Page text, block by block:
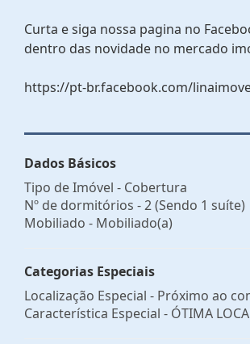
Curta e siga nossa pagina no
dentro das novidade no mercado
https://pt-br.facebook.com/
Dados Básicos
Tipo de Imóvel - Cobertura
Nº de dormitórios - 2 (Sendo 1 suíte)
Mobiliado - Mobiliado(a)
Categorias Especiais
Localização Especial - Próximo ao
Característica Especial - ÓTIMA